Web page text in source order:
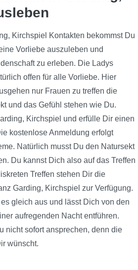
Kirchspiel Kontakten bekommst Du
Vorliebe auszuleben und
zu erleben. Die Ladys
offen für alle Vorliebe. Hier
nur Frauen zu treffen die
und das Gefühl stehen wie Du.
Kirchspiel und erfülle Dir einen
kostenlose Anmeldung erfolgt
Natürlich musst Du den Natursekt
Du kannst Dich also auf das Treffen
Treffen stehen Dir die
Garding, Kirchspiel zur Verfügung.
gleich aus und lässt Dich von den
aufregenden Nacht entführen.
nicht sofort ansprechen, denn die
wünscht.